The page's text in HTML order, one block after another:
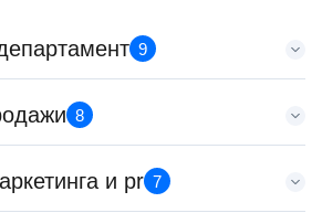
9
компетенций продаж
департамент
8
в сегменте среднего и крупного
и pr 7